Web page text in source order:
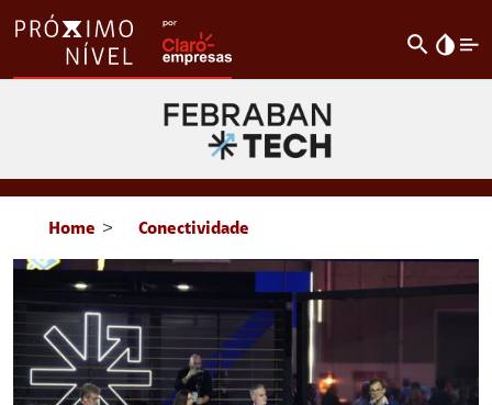
search invert_colors
Home > Conectividade